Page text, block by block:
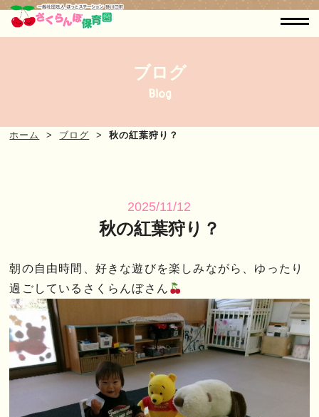
ブログ
Blog
ホーム ブログ 秋の紅葉狩り？
2025/11/12
秋の紅葉狩り？
朝の自由時間、好きな遊びを楽しみながら、ゆったり
過ごしているさくらんぼさん